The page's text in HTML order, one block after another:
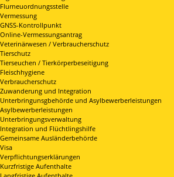
Flurneuordnungsstelle
Vermessung
GNSS-Kontrollpunkt
Online-Vermessungsantrag
Veterinärwesen / Verbraucherschutz
Tierschutz
Tierseuchen / Tierkörperbeseitigung
Fleischhygiene
Verbraucherschutz
Zuwanderung und Integration
Unterbringunsgbehörde und Asylbewerberleistungen
Asylbewerberleistungen
Unterbringungsverwaltung
Integration und Flüchtlingshilfe
Gemeinsame Ausländerbehörde
Visa
Verpflichtungserklärungen
Kurzfristige Aufenthalte